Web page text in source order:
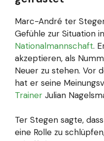
Marc-André ter
Gefühle zur Situation
Nationalmannschaft.
akzeptieren, als
Neuer zu stehen. Vor
hat er seine
Trainer Julian
Ter Stegen sagte,
eine Rolle zu